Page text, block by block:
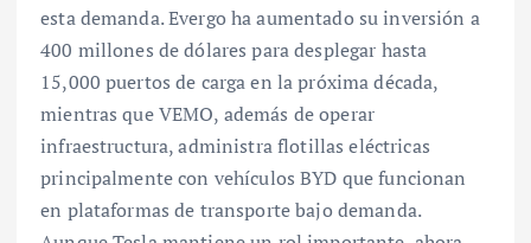
esta demanda. Evergo ha aumentado su inversión a
400 millones de dólares para desplegar hasta
15,000 puertos de carga en la próxima década,
mientras que VEMO, además de operar
infraestructura, administra flotillas eléctricas
principalmente con vehículos BYD que funcionan
en plataformas de transporte bajo demanda.